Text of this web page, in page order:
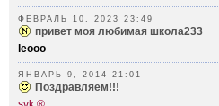
ФЕВРАЛЬ 10, 2023 23:49
привет моя любимая школа233
leooo
ЯНВАРЬ 9, 2014 21:01
Поздравляем!!!